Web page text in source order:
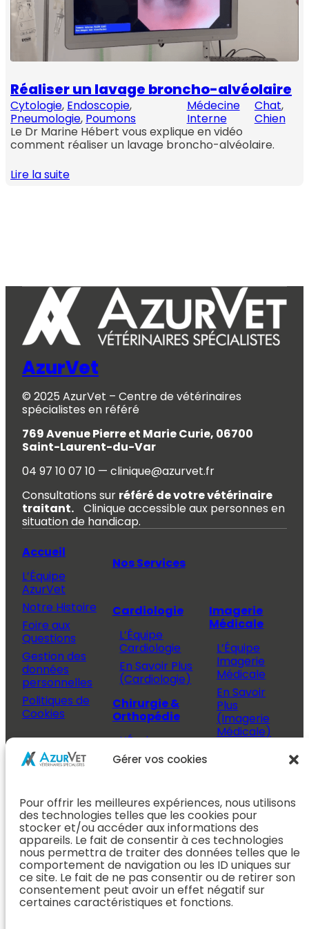
Gérer vos cookies
Pour offrir les meilleures expériences, nous utilisons
des technologies telles que les cookies pour
stocker et/ou accéder aux informations des
appareils. Le fait de consentir à ces technologies
nous permettra de traiter des données telles que le
comportement de navigation ou les ID uniques sur
ce site. Le fait de ne pas consentir ou de retirer son
consentement peut avoir un effet négatif sur
certaines caractéristiques et fonctions.
Réaliser un lavage broncho-alvéolaire
Cytologie, Endoscopie,
Pneumologie, Poumons
Médecine
Interne
Chat,
Chien
Le Dr Marine Hébert vous explique en vidéo
comment réaliser un lavage broncho-alvéolaire.
Lire la suite
AzurVet
© 2025 AzurVet – Centre de vétérinaires
spécialistes en référé
769 Avenue Pierre et Marie Curie, 06700
Saint-Laurent-du-Var
04 97 10 07 10 — clinique@azurvet.fr
Consultations sur référé de votre vétérinaire
traitant. Clinique accessible aux personnes en
situation de handicap.
Accueil
L’Équipe
AzurVet
Notre Histoire
Foire aux
Questions
Gestion des
données
personnelles
Politiques de
Cookies
Propriétaire
Prendre
rendez-vous
Après mon
rendez-vous
Espace
Vétérinaire
Nos Services
Cardiologie
L’Équipe
Cardiologie
En Savoir Plus
(Cardiologie)
Chirurgie &
Orthopédie
L’Équipe
Chirurgie &
Orthopédie
(Chirurgie &
Orthopédie)
Dentisterie &
ORL
L’Équipe
Dentisterie &
ORL
Imagerie
Médicale
L’Équipe
Imagerie
Médicale
En Savoir
Plus
(Imagerie
Médicale)
Médecine
Interne
En Savoir
Plus
(Médecine
Interne)
Neurologie